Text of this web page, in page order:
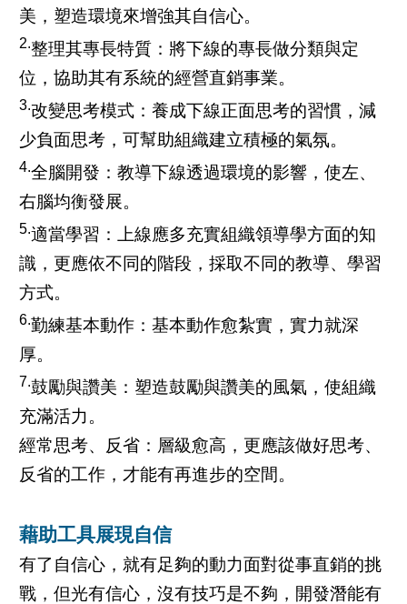
美，塑造環境來增強其自信心。
2.整理其專長特質：將下線的專長做分類與定
位，協助其有系統的經營直銷事業。
3.改變思考模式：養成下線正面思考的習慣，減
少負面思考，可幫助組織建立積極的氣氛。
4.全腦開發：教導下線透過環境的影響，使左、
右腦均衡發展。
5.適當學習：上線應多充實組織領導學方面的知
識，更應依不同的階段，採取不同的教導、學習
方式。
6.勤練基本動作：基本動作愈紮實，實力就深
厚。
7.鼓勵與讚美：塑造鼓勵與讚美的風氣，使組織
充滿活力。
經常思考、反省：層級愈高，更應該做好思考、
反省的工作，才能有再進步的空間。
藉助工具展現自信
有了自信心，就有足夠的動力面對從事直銷的挑
戰，但光有信心，沒有技巧是不夠，開發潛能有